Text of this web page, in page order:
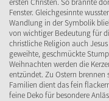
Fenster. Gleichgesinnte
Wandlung in der Symbolik
von wichtiger Bedeutung für
christliche Religion auch
geweihte, geschmückte
Weihnachten werden die
entzündet. Zu Ostern brennen
Familien dient das fein
feine Deko für besondere